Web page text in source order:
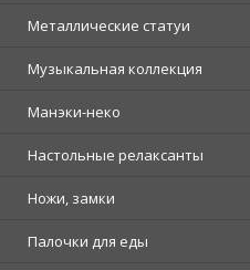
Металлические статуи
Музыкальная коллекция
Манэки-неко
Настольные релаксанты
Ножи, замки
Палочки для еды